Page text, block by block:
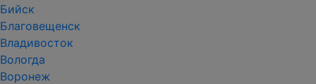
Бийск
Благовещенск
Владивосток
Вологда
Воронеж